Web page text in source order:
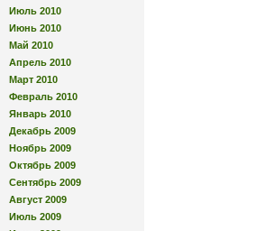
Июль 2010
Июнь 2010
Май 2010
Апрель 2010
Март 2010
Февраль 2010
Январь 2010
Декабрь 2009
Ноябрь 2009
Октябрь 2009
Сентябрь 2009
Август 2009
Июль 2009